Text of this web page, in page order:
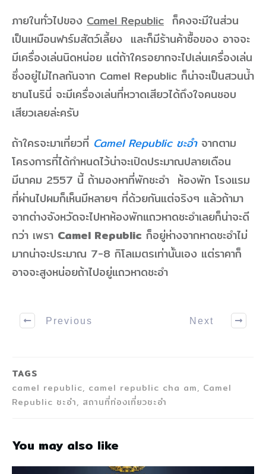
ภายในทั่วไปของ Camel Republic ก็คงจะมีในส่วน
เป็นเหมือนฟาร์มสัตว์เลี้ยง และก็มีร้านค้าซื้อของ อาจจะ
มีเครื่องเล่นนิดหน่อย แต่ถ้าใครอยากจะไปเล่นเครื่องเล่น
ซึ่งอยู่ไม่ไกลกันจาก Camel Republic ก็น่าจะเป็นสวนน้ำ
ซานโนรินี่ จะมีเครื่องเล่นที่หวาดเสียวได้ถึงใจคนชอบ
เสียวเลยล่ะครับ
ถ้าใครจะมาเที่ยวที่ Camel Republic ชะอำจากตาม
โครงการที่ได้กำหนดไว้น่าจะเปิดประมาณปลายเดือน
มีนาคม 2557 นี้ ถ้ามองหาที่พักชะอำ ห้องพัก โรงแรม
ที่ผ่านไปผมก็เห็นมีหลายๆ ที่ด้วยกันแต่จริงๆ แล้วถ้ามา
จากต่างจังหวัดจะไปหาห้องพักแถวหาดชะอำเลยก็น่าจะดี
กว่า เพรา Camel Republic ก็อยู่ห่างจากหาดชะอำไม่
มากน่าจะประมาณ 7-8 กิโลเมตรเท่านั้นเอง แต่ราคาก็
อาจจะสูงหน่อยถ้าไปอยู่แถวหาดชะอำ
Previous Next
TAGS
camel republic, camel republic cha am, Camel
Republic ชะอํา, สถานที่ท่องเที่ยวชะอำ
You may also like